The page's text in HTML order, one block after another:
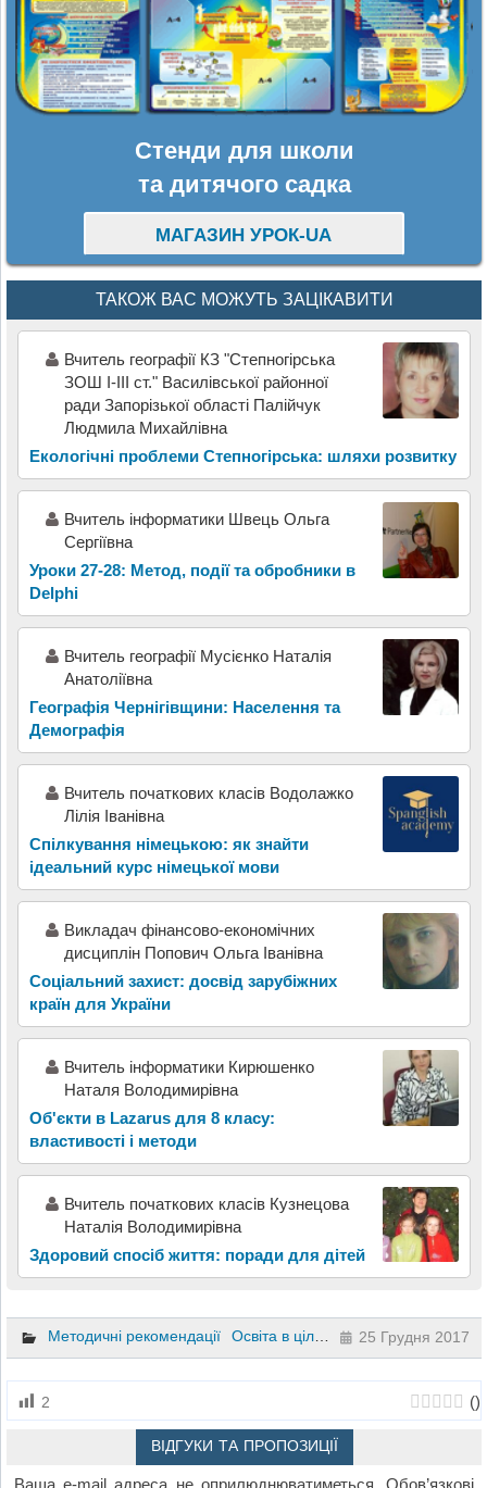
Стенди для школи
та дитячого садка
МАГАЗИН УРОК-UA
ТАКОЖ ВАС МОЖУТЬ ЗАЦІКАВИТИ
Вчитель географії КЗ "Степногірська
ЗОШ І-ІІІ ст." Василівської районної
ради Запорізької області Палійчук
Людмила Михайлівна
Екологічні проблеми Степногірська: шляхи розвитку
Вчитель інформатики Швець Ольга
Сергіївна
Уроки 27-28: Метод, події та обробники в
Delphi
Вчитель географії Мусієнко Наталія
Анатоліївна
Географія Чернігівщини: Населення та
Демографія
Вчитель початкових класів Водолажко
Лілія Іванівна
Спілкування німецькою: як знайти
ідеальний курс німецької мови
Викладач фінансово-економічних
дисциплін Попович Ольга Іванівна
Соціальний захист: досвід зарубіжних
країн для України
Вчитель інформатики Кирюшенко
Наталя Володимирівна
Об'єкти в Lazarus для 8 класу:
властивості і методи
Вчитель початкових класів Кузнецова
Наталія Володимирівна
Здоровий спосіб життя: поради для дітей
Методичні рекомендації Освіта в цілому Географія
25 Грудня 2017
2 ()
ВІДГУКИ ТА ПРОПОЗИЦІЇ